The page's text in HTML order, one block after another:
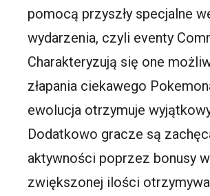
pomocą przyszły specjalne
wydarzenia, czyli eventy
Charakteryzują się one
złapania ciekawego
ewolucja otrzymuje
Dodatkowo gracze są
aktywności poprzez bonusy
zwiększonej ilości